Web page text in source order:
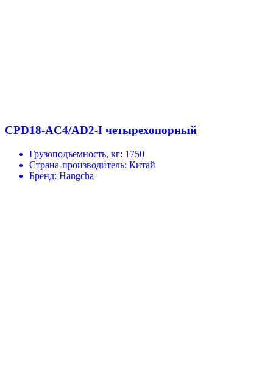
CPD18-AC4/AD2-I четырехопорный
Грузоподъемность, кг: 1750
Страна-производитель: Китай
Бренд: Hangcha